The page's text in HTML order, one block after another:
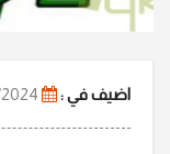
اضيف في :